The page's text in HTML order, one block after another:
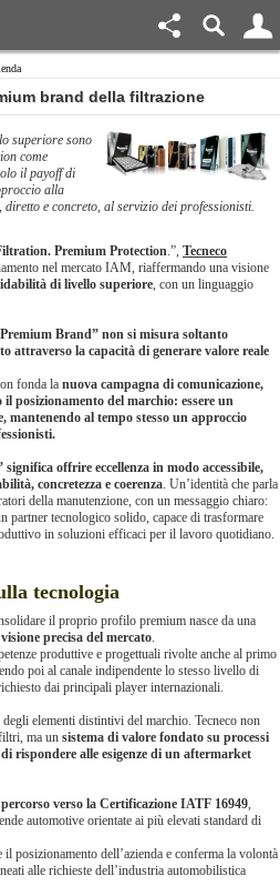
brand della filtrazione
superiore sono
come
il payoff di
alla
e concreto, al servizio dei professionisti.
Premium Protection.”, Tecneco
nel mercato IAM, riaffermando una visione
di livello superiore, con un linguaggio
Brand” non si misura soltanto
attraverso la capacità di generare valore reale
fonda la nuova campagna di comunicazione,
posizionamento del marchio: essere un
al tempo stesso un approccio
significa offrire eccellenza in modo accessibile,
concretezza e coerenza. Un’identità che parla
della manutenzione, con un messaggio chiaro:
partner tecnologico solido, capace di trasformare
in soluzioni efficaci per il lavoro quotidiano.
tecnologia
il proprio profilo premium nasce da una
visione precisa del mercato.
produttive e progettuali rivolte anche al primo
poi al canale indipendente lo stesso livello di
dai principali player internazionali.
elementi distintivi del marchio. Tecneco non
ma un sistema di valore fondato su processi
rispondere alle esigenze di un aftermarket
percorso verso la Certificazione IATF 16949,
automotive orientate ai più elevati standard di
posizionamento dell’azienda e conferma la volontà
alle richieste dell’industria automobilistica